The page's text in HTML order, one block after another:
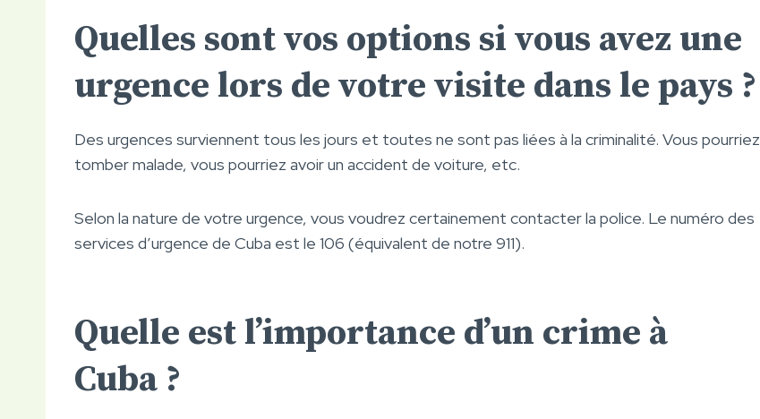
Quelles sont vos options si vous avez une
urgence lors de votre visite dans le pays ?
Des urgences surviennent tous les jours et toutes ne sont pas liées à la criminalité. Vous pourriez
tomber malade, vous pourriez avoir un accident de voiture, etc.
Selon la nature de votre urgence, vous voudrez certainement contacter la police. Le numéro des
services d’urgence de Cuba est le 106 (équivalent de notre 911).
Quelle est l’importance d’un crime à
Cuba ?